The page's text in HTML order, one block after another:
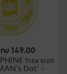
יח׳
149.00
₪
- 'TOLLMAN's Dot'